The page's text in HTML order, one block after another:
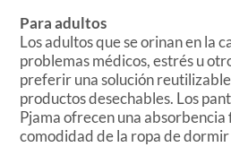
Para adultos
Los adultos que se orinan en la
problemas médicos, estrés u
preferir una solución
productos desechables. Los
Pjama ofrecen una absorbencia
comodidad de la ropa de